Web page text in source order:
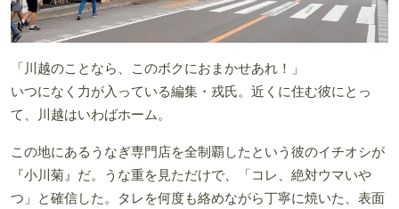
「川越のことなら、このボクにおまかせあれ！」
いつになく力が入っている編集・戎氏。近くに住む彼にとっ
て、川越はいわばホーム。
この地にあるうなぎ専門店を全制覇したという彼のイチオシが
『小川菊』だ。うな重を見ただけで、「コレ、絶対ウマいや
つ」と確信した。タレを何度も絡めながら丁寧に焼いた、表面